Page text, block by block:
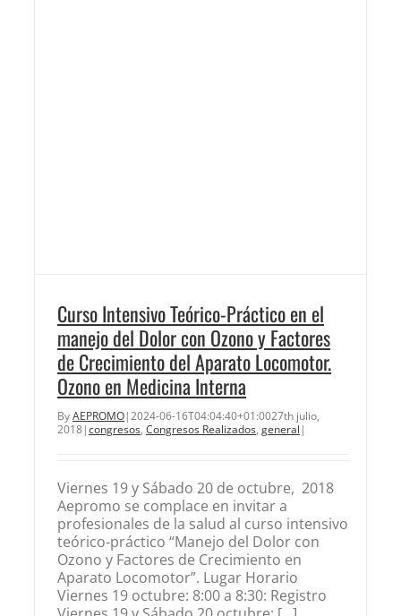
Curso Intensivo Teórico-Práctico en el
manejo del Dolor con Ozono y Factores
de Crecimiento del Aparato Locomotor.
Ozono en Medicina Interna
ByAEPROMO|2024-06-16T04:04:40+01:0027th julio,
2018|congresos, Congresos Realizados, general |
Viernes 19 y Sábado 20 de octubre, 2018
Aepromo se complace en invitar a
profesionales de la salud al curso intensivo
teórico-práctico “Manejo del Dolor con
Ozono y Factores de Crecimiento en
Aparato Locomotor”. Lugar Horario
Viernes 19 octubre: 8:00 a 8:30: Registro